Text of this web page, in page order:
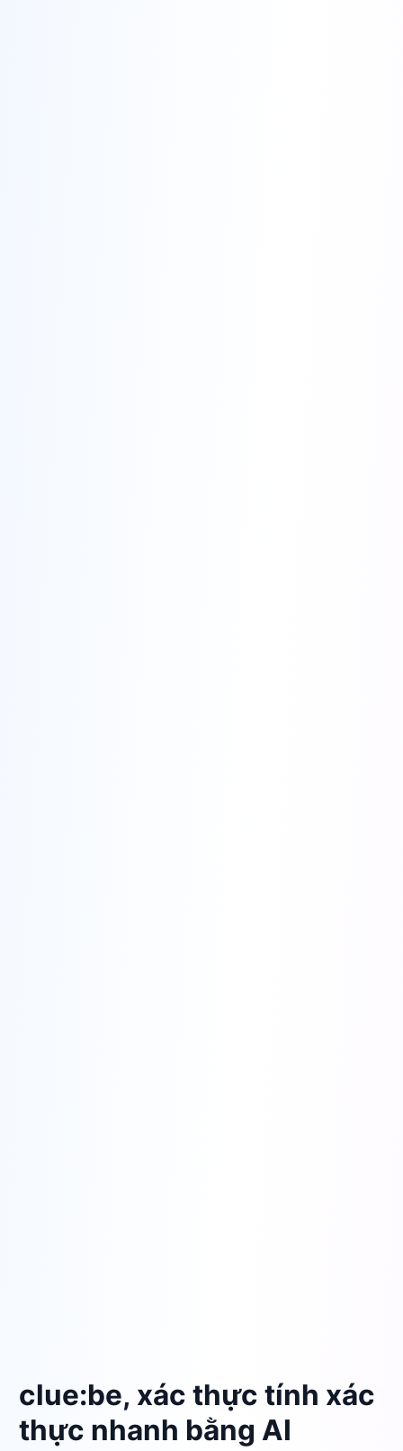
clue:be, xác thực tính xác
thực nhanh bằng AI